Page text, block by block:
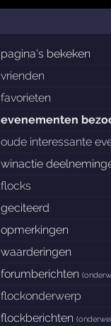
pagina's bekeken
vrienden
favorieten
evenementen
oude interessante
winactie
flocks
geciteerd
opmerkingen
waarderingen
forumberichten(
flockonderwerp
flockberichten(